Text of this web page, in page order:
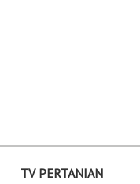
TV PERTANIAN